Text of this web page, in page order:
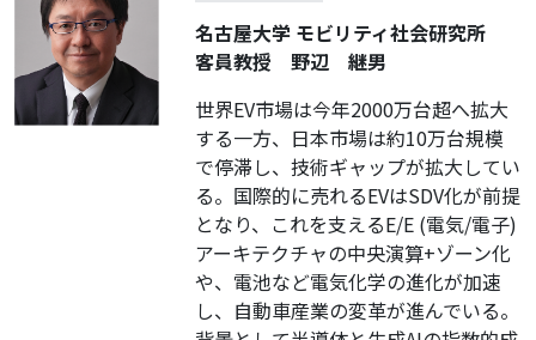
名古屋大学 モビリティ社会研究所
客員教授 野辺 継男
世界EV市場は今年2000万台超へ拡大
する一方、日本市場は約10万台規模
で停滞し、技術ギャップが拡大してい
る。国際的に売れるEVはSDV化が前提
となり、これを支えるE/E (電気/電子)
アーキテクチャの中央演算+ゾーン化
や、電池など電気化学の進化が加速
し、自動車産業の変革が進んでいる。